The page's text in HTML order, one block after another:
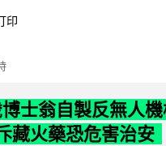
印
士翁自製反無人
藏火藥恐危害治安